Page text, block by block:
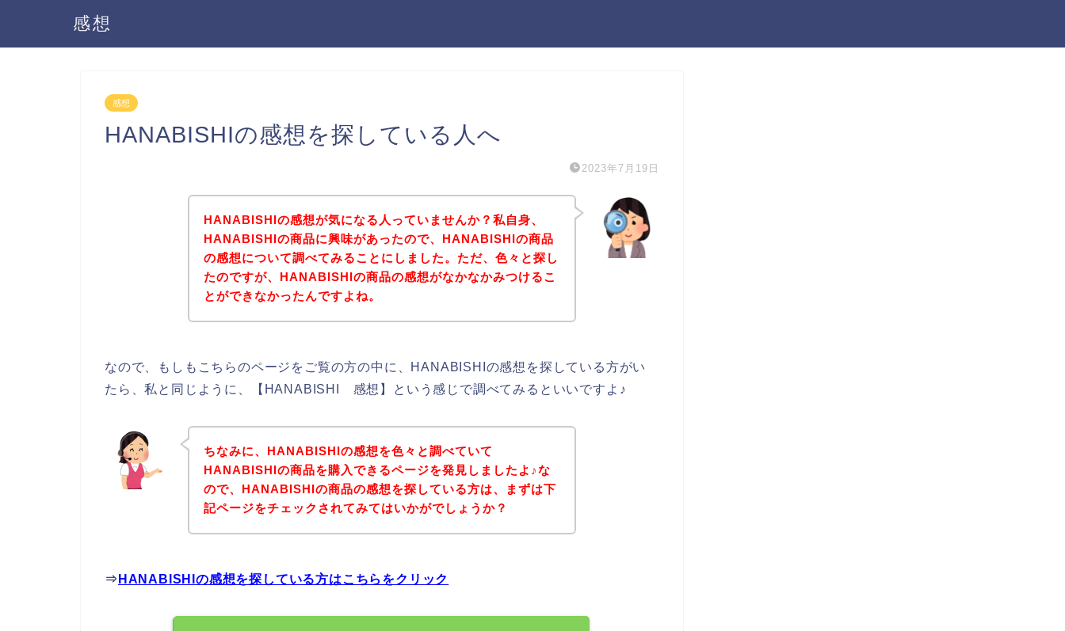
感想
感想
HANABISHIの感想を探している人へ
2023年7月19日
HANABISHIの感想が気になる人っていませんか？私自身、
HANABISHIの商品に興味があったので、HANABISHIの商品
の感想について調べてみることにしました。ただ、色々と探し
たのですが、HANABISHIの商品の感想がなかなかみつけるこ
とができなかったんですよね。
なので、もしもこちらのページをご覧の方の中に、HANABISHIの感想を探している方がい
たら、私と同じように、【HANABISHI 感想】という感じで調べてみるといいですよ♪
ちなみに、HANABISHIの感想を色々と調べていて
HANABISHIの商品を購入できるページを発見しましたよ♪な
ので、HANABISHIの商品の感想を探している方は、まずは下
記ページをチェックされてみてはいかがでしょうか？
⇒ HANABISHIの感想を探している方はこちらをクリック